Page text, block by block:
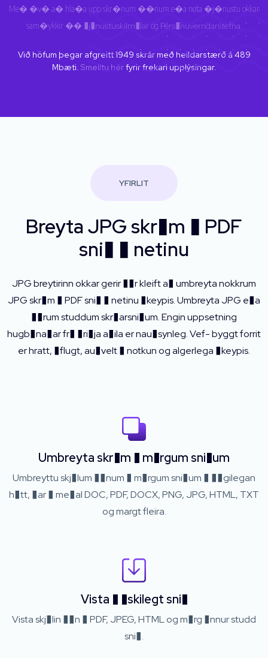
Me� �v� a� hla�a upp skr�num ��num e�a nota �j�nustu okkar
sam�ykkir �� �j�nustuskilm�lar og Pers�nuverndarstefna
Við höfum þegar afgreitt1949 skrár með heildarstærð á 489
Mbæti. Smelltu hérfyrir frekari upplýsingar.
YFIRLIT
Breyta JPG skr�m � PDF
sni� � netinu
JPG breytirinn okkar gerir ��r kleift a� umbreyta nokkrum
JPG skr�m � PDF sni� � netinu �keypis. Umbreyta JPG e�a
��rum studdum skr�arsni�um. Engin uppsetning
hugb�na�ar fr� �ri�ja a�ila er nau�synleg. Vef- byggt forrit
er hratt, �flugt, au�velt � notkun og algerlega �keypis.
Umbreyta skr�m � m�rgum sni�um
Umbreyttu skj�lum ��num � m�rgum sni�um � ��gilegan
h�tt, �ar � me�al DOC, PDF, DOCX, PNG, JPG, HTML, TXT
og margt fleira.
Vista � �skilegt sni�
Vista skj�lin ��n � PDF, JPEG, HTML og m�rg �nnur studd
sni�.